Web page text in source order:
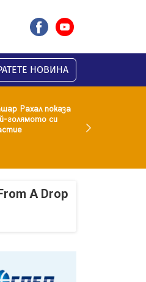
НОВИНА
Рахал показа
голямото си
A Drop